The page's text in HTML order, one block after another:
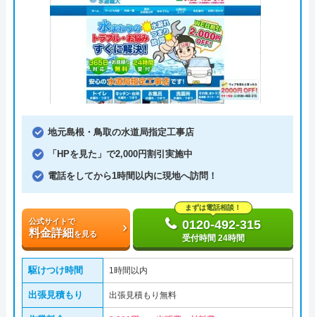
地元島根・鳥取の水道局指定工事店
「HPを見た」で2,000円割引実施中
電話をしてから1時間以内に現地へ訪問！
公式サイトで
料金詳細を見る
まずは電話相談！
0120-492-315
受付時間 24時間
駆けつけ時間 1時間以内
出張見積もり 出張見積もり無料